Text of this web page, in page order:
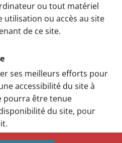
ou tout matériel
ou accès au site
de ce site.
ses meilleurs efforts pour
accessibilité du site à
pourra être tenue
du site, pour